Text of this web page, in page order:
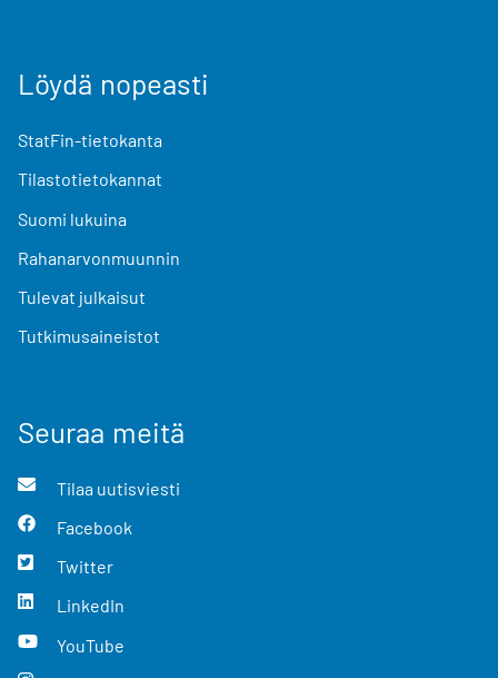
Löydä nopeasti
StatFin-tietokanta
Tilastotietokannat
Suomi lukuina
Rahanarvonmuunnin
Tulevat julkaisut
Tutkimusaineistot
Seuraa meitä
Tilaa uutisviesti
Facebook
Twitter
LinkedIn
YouTube